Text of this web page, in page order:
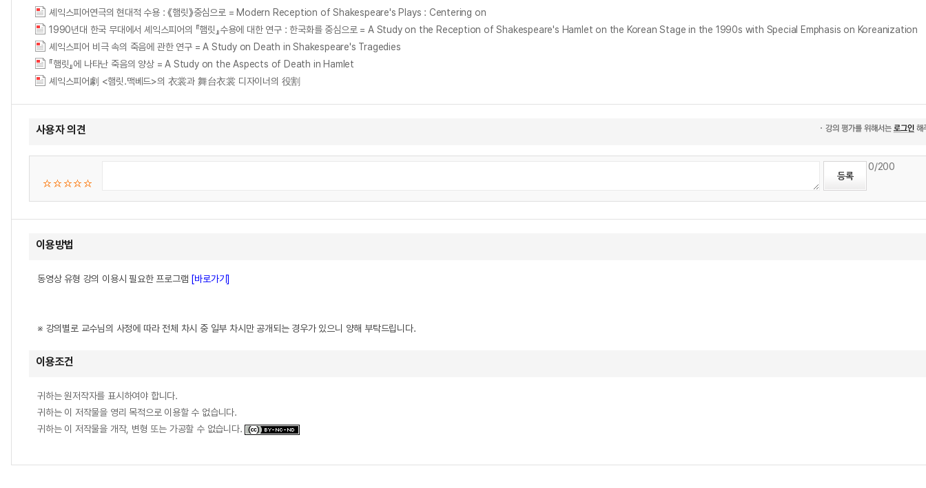
셰익스피어연극의 현대적 수용 : 《햄릿》중심으로 = Modern Reception of Shakespeare's Plays : Centering on
1990년대 한국 무대에서 셰익스피어의 『햄릿』수용에 대한 연구 : 한국화를 중심으로 = A Study on the Reception of Shakespeare's Hamlet on the Korean Stage in the 1990s with Special Emphasis on Koreanization
셰익스피어 비극 속의 죽음에 관한 연구 = A Study on Death in Shakespeare's Tragedies
『햄릿』에 나타난 죽음의 양상 = A Study on the Aspects of Death in Hamlet
셰익스피어劇 <햄릿.맥베드>의 衣裳과 舞台衣裳 디자이너의 役割
사용자 의견
0/200
이용방법
동영상 유형 강의 이용시 필요한 프로그램 [바로가기]
※ 강의별로 교수님의 사정에 따라 전체 차시 중 일부 차시만 공개되는 경우가 있으니 양해 부탁드립니다.
이용조건
귀하는 원저작자를 표시하여야 합니다.
귀하는 이 저작물을 영리 목적으로 이용할 수 없습니다.
귀하는 이 저작물을 개작, 변형 또는 가공할 수 없습니다.